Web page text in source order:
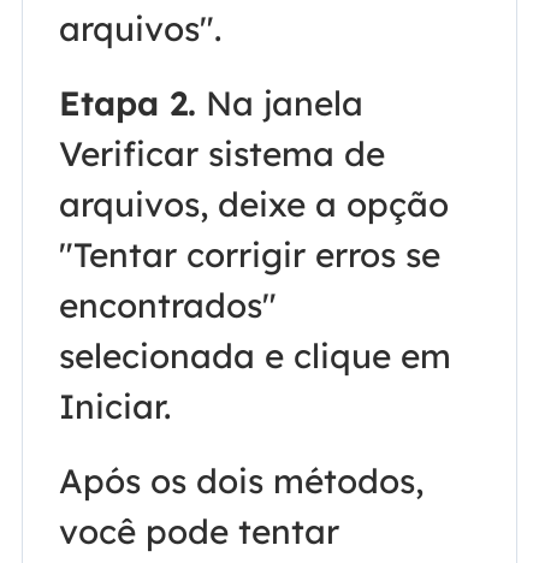
arquivos".
Etapa 2. Na janela
Verificar sistema de
arquivos, deixe a opção
"Tentar corrigir erros se
encontrados"
selecionada e clique em
Iniciar.
Após os dois métodos,
você pode tentar